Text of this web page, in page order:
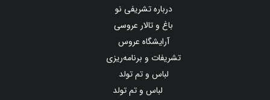
درباره تشریفی نو
باغ و تالار عروسی
آرایشگاه عروس
تشریفات و برنامه‌ریزی
لباس و تم تولد
لباس و تم تولد